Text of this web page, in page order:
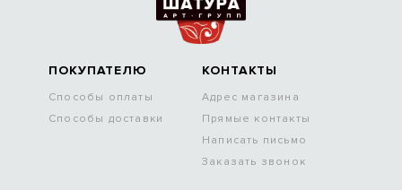
ПОКУПАТЕЛЮ
Способы оплаты
Способы доставки
КОНТАКТЫ
Адрес магазина
Прямые контакты
Написать письмо
Заказать звонок